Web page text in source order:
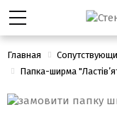
Главная
Папка-ширма